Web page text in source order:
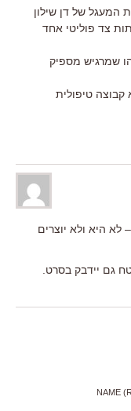
לא אתבע את ערוץ 2 וערוץ 10, את המעגל של דן שילון
צד פוליטי אחד
שמרגיש מספיק
קבוצה טיפולית
לא היא ולא יוצרים
גם יידבק בסרט.
NAME